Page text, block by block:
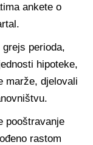
ankete o
perioda,
hipoteke,
marže, djelovali
pooštravanje
rastom